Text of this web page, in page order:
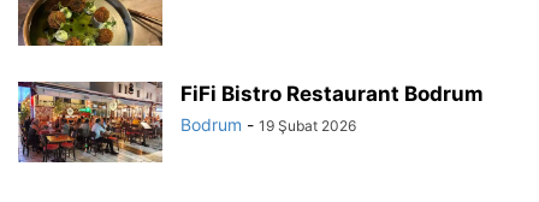
FiFi Bistro Restaurant Bodrum
Bodrum - 19 Şubat 2026